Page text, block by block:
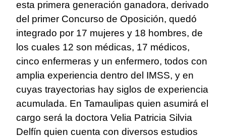
esta primera generación ganadora, derivado
del primer Concurso de Oposición, quedó
integrado por 17 mujeres y 18 hombres, de
los cuales 12 son médicas, 17 médicos,
cinco enfermeras y un enfermero, todos con
amplia experiencia dentro del IMSS, y en
cuyas trayectorias hay siglos de experiencia
acumulada. En Tamaulipas quien asumirá el
cargo será la doctora Velia Patricia Silvia
Delfín quien cuenta con diversos estudios